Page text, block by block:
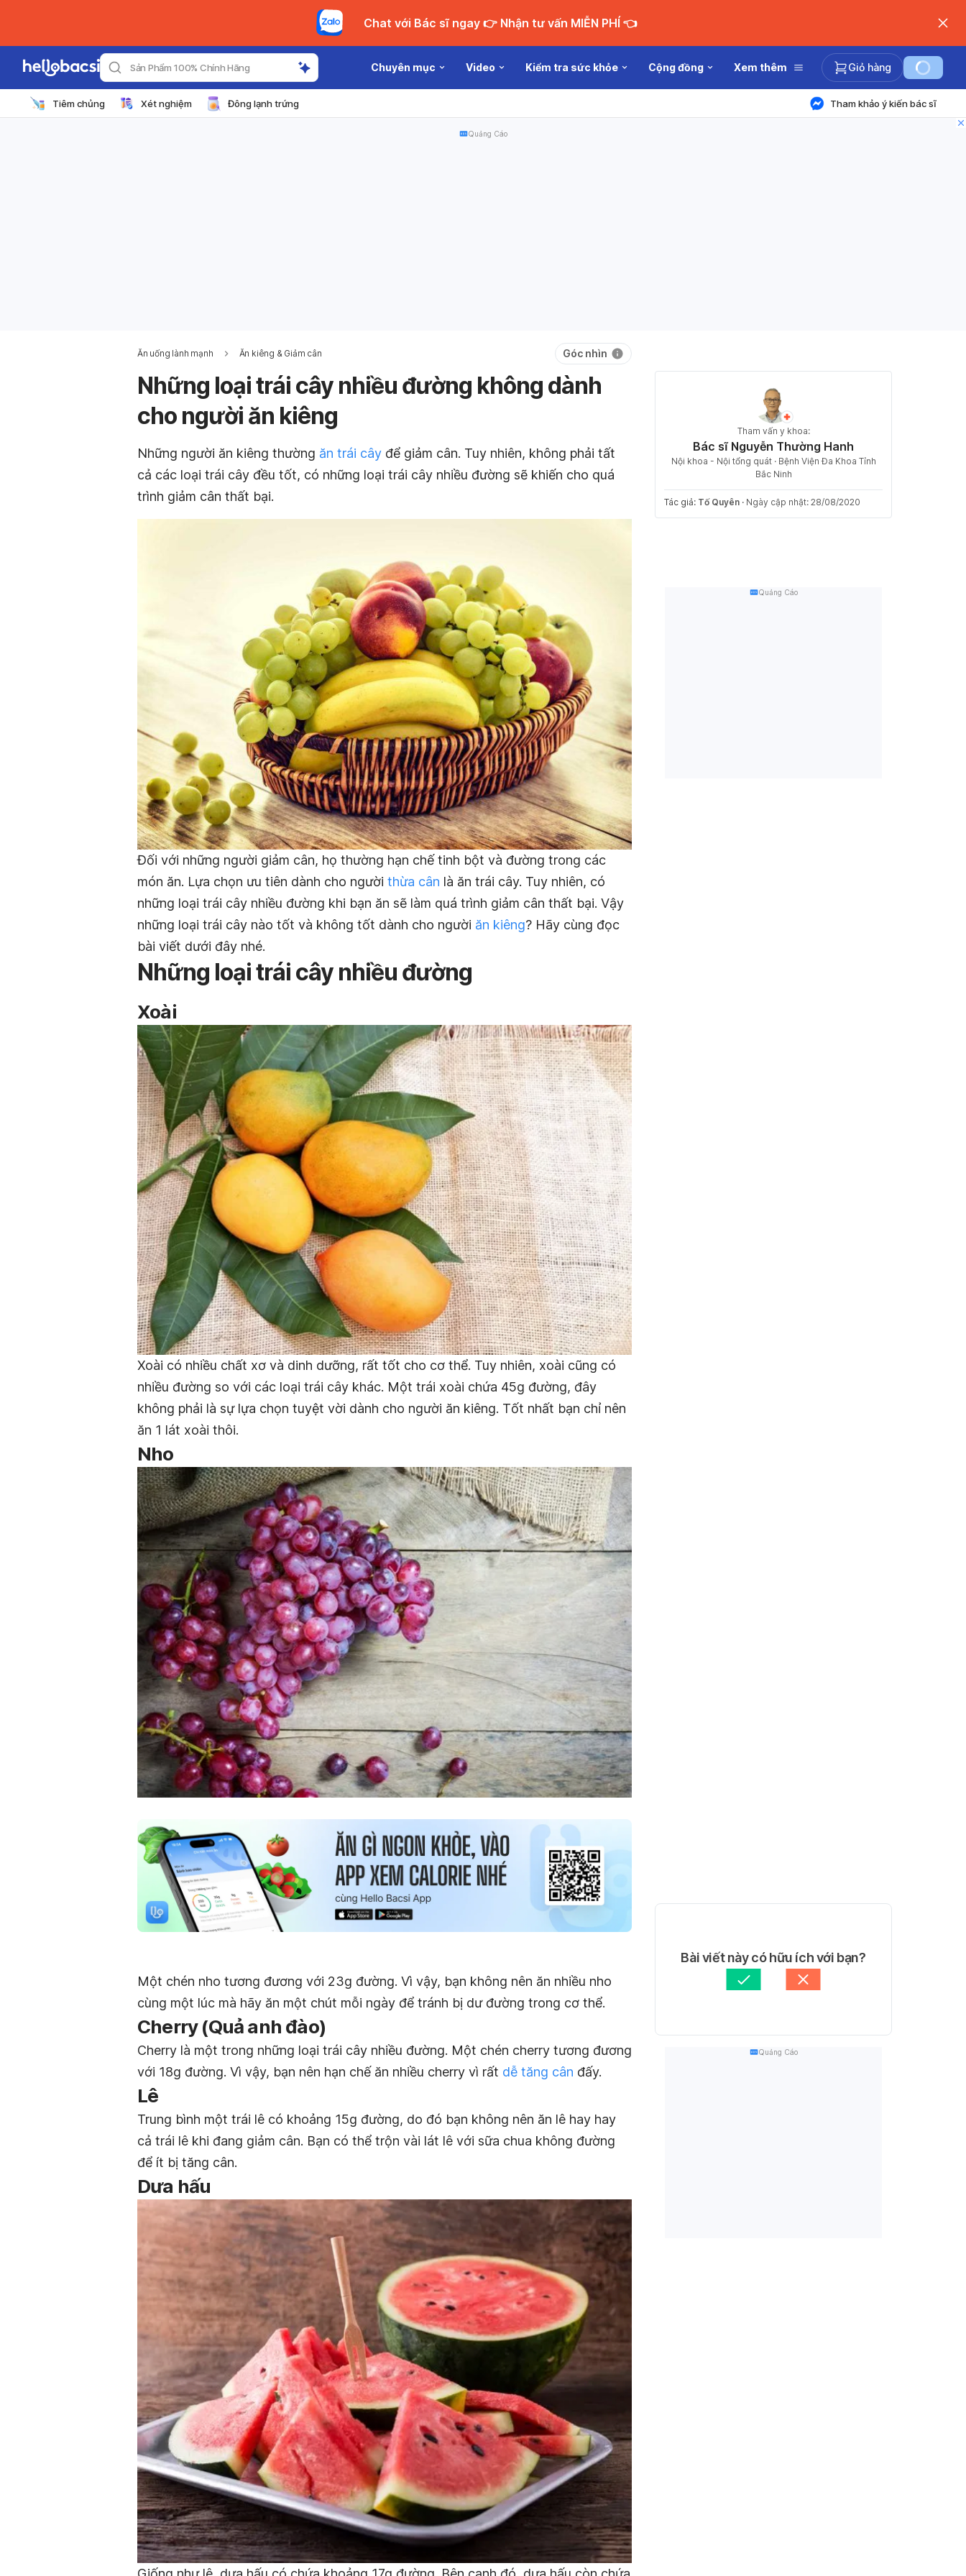
Chat với Bác sĩ ngay 👉 Nhận tư vấn MIỄN PHÍ 👈
Sản Phẩm 100% Chính Hãng Chuyên mục Video Kiểm tra sức khỏe Cộng đồng Xem thêm Giỏ hàng
Tiêm chủng Xét nghiệm Đông lạnh trứng Tham khảo ý kiến bác sĩ
Quảng Cáo
Ăn uống lành mạnh Ăn kiêng & Giảm cân Góc nhìn
Những loại trái cây nhiều đường không dành
cho người ăn kiêng
Những người ăn kiêng thường ăn trái cây để giảm cân. Tuy nhiên, không phải tất
cả các loại trái cây đều tốt, có những loại trái cây nhiều đường sẽ khiến cho quá
trình giảm cân thất bại.
Đối với những người giảm cân, họ thường hạn chế tinh bột và đường trong các
món ăn. Lựa chọn ưu tiên dành cho người thừa cân là ăn trái cây. Tuy nhiên, có
những loại trái cây nhiều đường khi bạn ăn sẽ làm quá trình giảm cân thất bại. Vậy
những loại trái cây nào tốt và không tốt dành cho người ăn kiêng? Hãy cùng đọc
bài viết dưới đây nhé.
Những loại trái cây nhiều đường
Xoài
Xoài có nhiều chất xơ và dinh dưỡng, rất tốt cho cơ thể. Tuy nhiên, xoài cũng có
nhiều đường so với các loại trái cây khác. Một trái xoài chứa 45g đường, đây
không phải là sự lựa chọn tuyệt vời dành cho người ăn kiêng. Tốt nhất bạn chỉ nên
ăn 1 lát xoài thôi.
Nho
Một chén nho tương đương với 23g đường. Vì vậy, bạn không nên ăn nhiều nho
cùng một lúc mà hãy ăn một chút mỗi ngày để tránh bị dư đường trong cơ thể.
Cherry (Quả anh đào)
Cherry là một trong những loại trái cây nhiều đường. Một chén cherry tương đương
với 18g đường. Vì vậy, bạn nên hạn chế ăn nhiều cherry vì rất dễ tăng cân đấy.
Lê
Trung bình một trái lê có khoảng 15g đường, do đó bạn không nên ăn lê hay hay
cả trái lê khi đang giảm cân. Bạn có thể trộn vài lát lê với sữa chua không đường
để ít bị tăng cân.
Dưa hấu
Tham vấn y khoa:
Bác sĩ Nguyễn Thường Hanh
Nội khoa - Nội tổng quát · Bệnh Viện Đa Khoa Tỉnh
Bắc Ninh
Tác giả: Tố Quyên · Ngày cập nhật: 28/08/2020
Quảng Cáo
Bài viết này có hữu ích với bạn?
Quảng Cáo